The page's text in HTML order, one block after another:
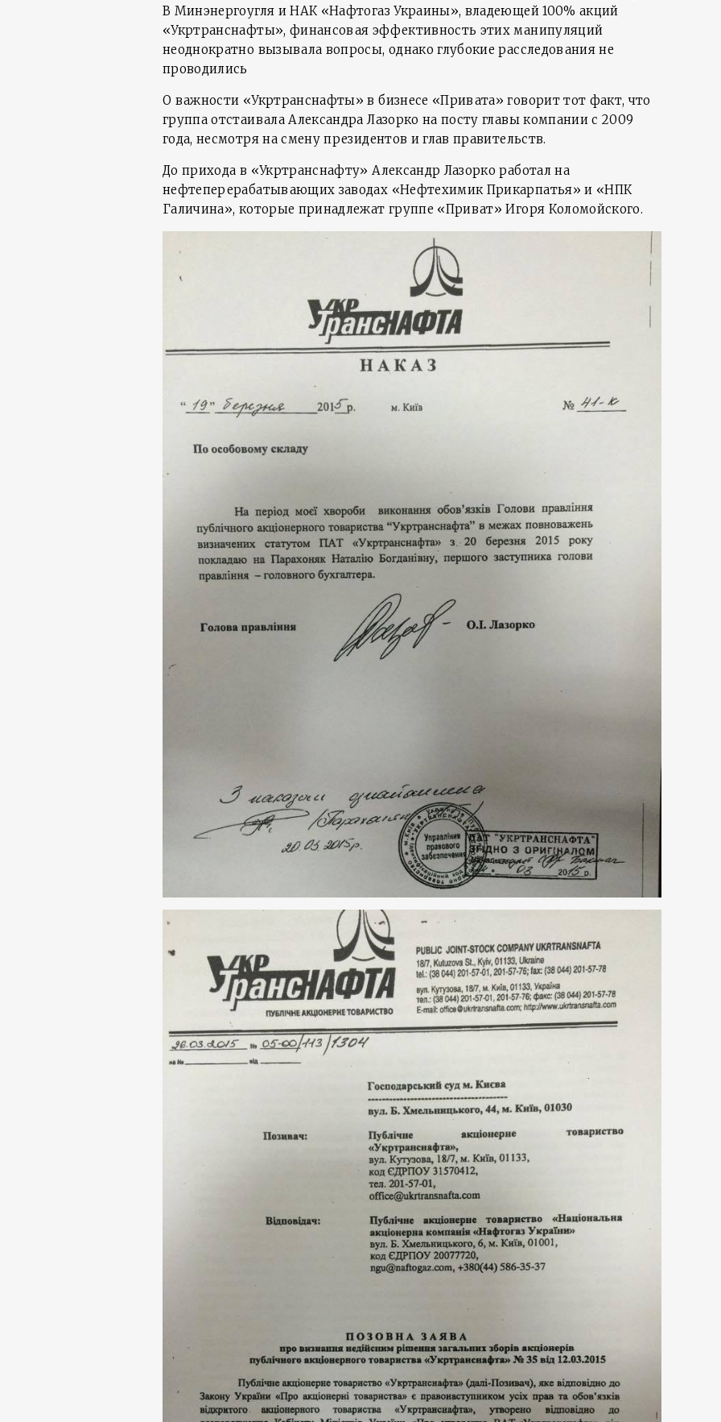
В Минэнергоугля и НАК «Нафтогаз Украины», владеющей 100% акций
«Укртранснафты», финансовая эффективность этих манипуляций
неоднократно вызывала вопросы, однако глубокие расследования не
проводились
О важности «Укртранснафты» в бизнесе «Привата» говорит тот факт, что
группа отстаивала Александра Лазорко на посту главы компании с 2009
года, несмотря на смену президентов и глав правительств.
До прихода в «Укртранснафту» Александр Лазорко работал на
нефтеперерабатывающих заводах «Нефтехимик Прикарпатья» и «НПК
Галичина», которые принадлежат группе «Приват» Игоря Коломойского.